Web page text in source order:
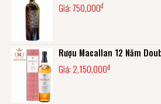
Giá:750,000đ
Rượu Macallan 12 Năm
Giá: 2,150,000đ